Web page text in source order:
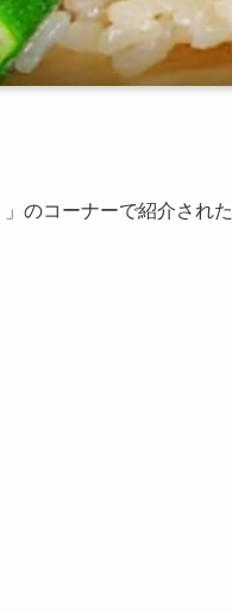
のコーナーで紹介された